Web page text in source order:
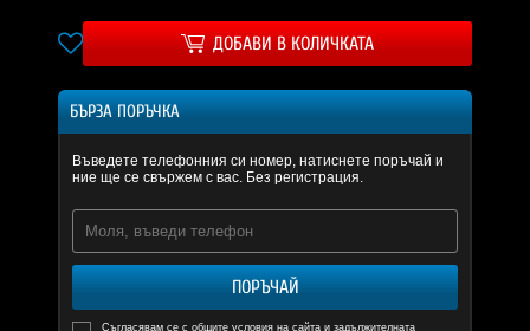
ДОБАВИ В КОЛИЧКАТА
БЪРЗА ПОРЪЧКА
Въведете телефонния си номер, натиснете поръчай и
ние ще се свържем с вас. Без регистрация.
ПОРЪЧАЙ
Съгласявам се собщите условия на сайта изадължителната